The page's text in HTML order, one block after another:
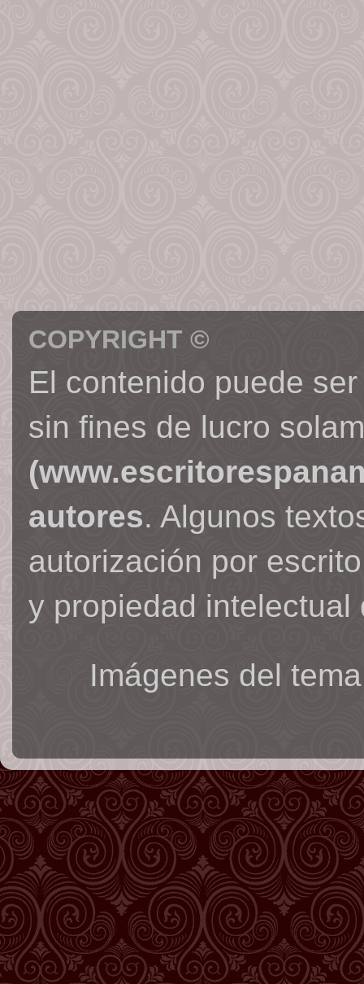
COPYRIGHT ©
El contenido puede
sin fines de lucro
autores. Algunos
autorización por
y propiedad intelectual
Imágenes del